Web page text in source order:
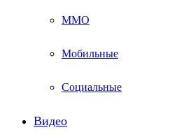
ММО
Мобильные
Социальные
Видео